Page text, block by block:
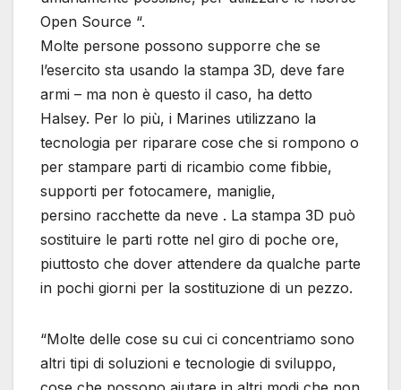
Open Source “.
Molte persone possono supporre che se
l’esercito sta usando la stampa 3D, deve fare
armi – ma non è questo il caso, ha detto
Halsey. Per lo più, i Marines utilizzano la
tecnologia per riparare cose che si rompono o
per stampare parti di ricambio come fibbie,
supporti per fotocamere, maniglie,
persino racchette da neve . La stampa 3D può
sostituire le parti rotte nel giro di poche ore,
piuttosto che dover attendere da qualche parte
in pochi giorni per la sostituzione di un pezzo.
“Molte delle cose su cui ci concentriamo sono
altri tipi di soluzioni e tecnologie di sviluppo,